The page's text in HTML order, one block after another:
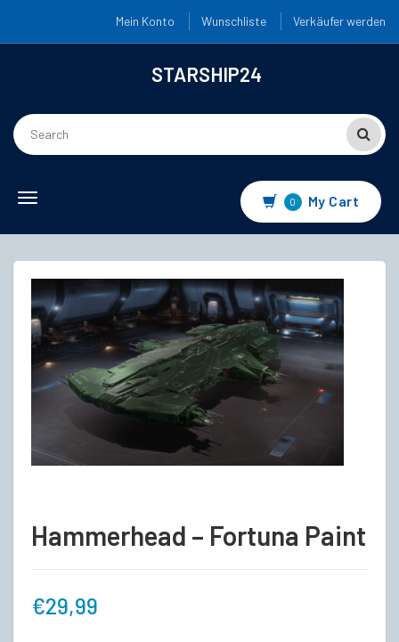
Mein Konto Wunschliste Verkäufer werden
STARSHIP24
Toggle
0 My Cart
Hammerhead – Fortuna Paint
€29,99